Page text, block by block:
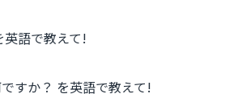
語で教えて!
すか？ を英語で教えて!